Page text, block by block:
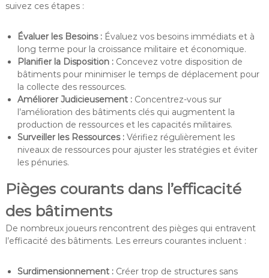
suivez ces étapes :
Évaluer les Besoins :Évaluez vos besoins immédiats et à
long terme pour la croissance militaire et économique.
Planifier la Disposition :Concevez votre disposition de
bâtiments pour minimiser le temps de déplacement pour
la collecte des ressources.
Améliorer Judicieusement :Concentrez-vous sur
l’amélioration des bâtiments clés qui augmentent la
production de ressources et les capacités militaires.
Surveiller les Ressources :Vérifiez régulièrement les
niveaux de ressources pour ajuster les stratégies et éviter
les pénuries.
Pièges courants dans l’efficacité
des bâtiments
De nombreux joueurs rencontrent des pièges qui entravent
l’efficacité des bâtiments. Les erreurs courantes incluent :
Surdimensionnement :Créer trop de structures sans